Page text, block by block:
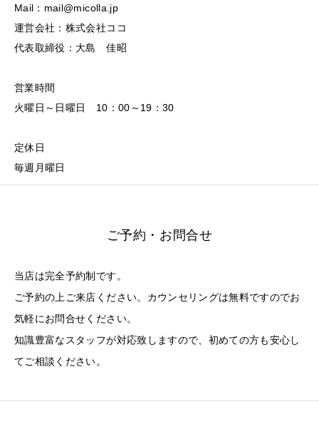
Mail：mail@micolla.jp
運営会社：株式会社ココ
代表取締役：大島 佳昭
営業時間
火曜日～日曜日 10：00～19：30
定休日
毎週月曜日
ご予約・お問合せ
当店は完全予約制です。
ご予約の上ご来店ください。カウンセリングは無料ですのでお
気軽にお問合せください。
知識豊富なスタッフが対応致しますので、初めての方も安心し
てご相談ください。